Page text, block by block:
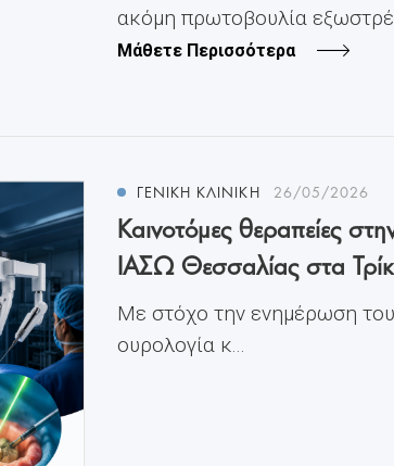
ακόμη πρωτοβουλία
Μάθετε Περισσότερα
ΓΕΝΙΚΗ ΚΛΙΝΙΚΗ 26/05/2026
Καινοτόμες θεραπείες
ΙΑΣΩ Θεσσαλίας στα
Με στόχο την ενημέρωση του
ουρολογία κ...